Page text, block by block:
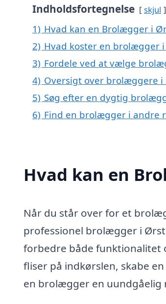
Indholdsfortegnelse skjul
1) Hvad kan en Brolægger i
2) Hvad koster en brolægger
3) Fordele ved at vælge
4) Oversigt over brolæggere
5) Søg efter en dygtig
6) Find en brolægger i andre
Hvad kan en
Når du står over for et
professionel brolægger i
forbedre både funktionalitet
fliser på indkørslen, skabe
en brolægger en uundgåelig